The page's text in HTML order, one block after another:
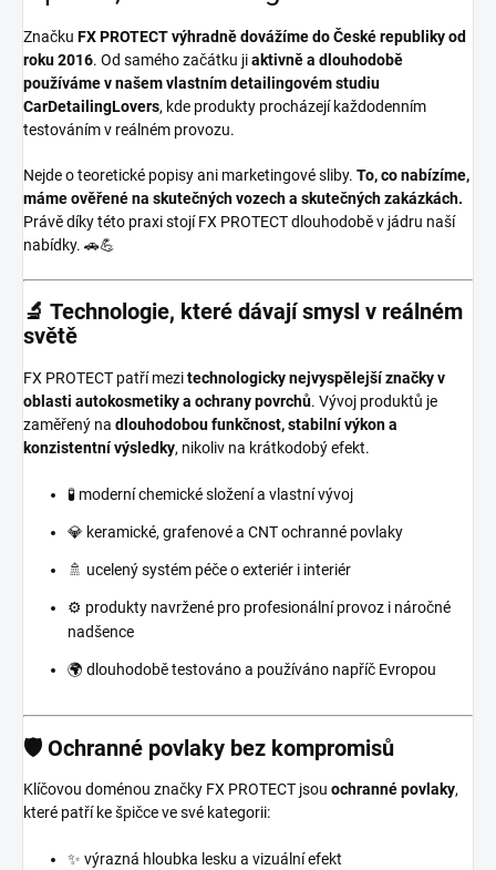
Značku FX PROTECTvýhradně dovážíme do České republiky od
roku 2016. Od samého začátku jiaktivně a dlouhodobě
používáme v našem vlastním detailingovém studiu
CarDetailingLovers, kde produkty procházejí každodenním
testováním v reálném provozu.
Nejde o teoretické popisy ani marketingové sliby. To, co nabízíme,
máme ověřené na skutečných vozech a skutečných zakázkách.
Právě díky této praxi stojí FX PROTECT dlouhodobě v jádru naší
nabídky. 🚗💪
🔬 Technologie, které dávají smysl v reálném
světě
FX PROTECT patří mezitechnologicky nejvyspělejší značky v
oblasti autokosmetiky a ochrany povrchů. Vývoj produktů je
zaměřený na dlouhodobou funkčnost, stabilní výkon a
konzistentní výsledky, nikoliv na krátkodobý efekt.
🧪 moderní chemické složení a vlastní vývoj
💎 keramické, grafenové a CNT ochranné povlaky
🚿 ucelený systém péče o exteriér i interiér
⚙️ produkty navržené pro profesionální provoz i náročné
nadšence
🌍 dlouhodobě testováno a používáno napříč Evropou
🛡️ Ochranné povlaky bez kompromisů
Klíčovou doménou značky FX PROTECT jsou ochranné povlaky,
které patří ke špičce ve své kategorii:
✨ výrazná hloubka lesku a vizuální efekt